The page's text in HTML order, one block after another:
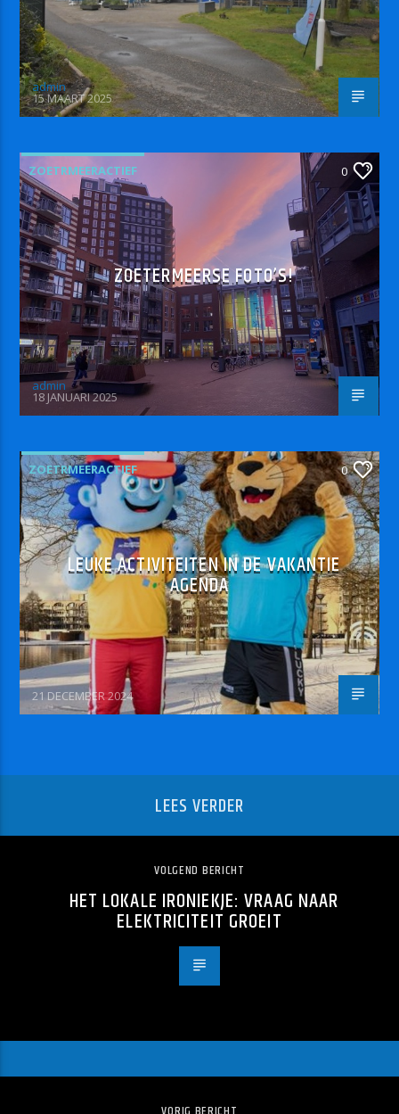
admin
15 MAART 2025
ZOETRMEERACTIEF 0
ZOETERMEERSE FOTO’S!
admin
18 JANUARI 2025
ZOETRMEERACTIEF 0
LEUKE ACTIVITEITEN IN DE VAKANTIE
AGENDA
21 DECEMBER 2024
LEES VERDER
VOLGEND BERICHT
HET LOKALE IRONIEKJE: VRAAG NAAR
ELEKTRICITEIT GROEIT